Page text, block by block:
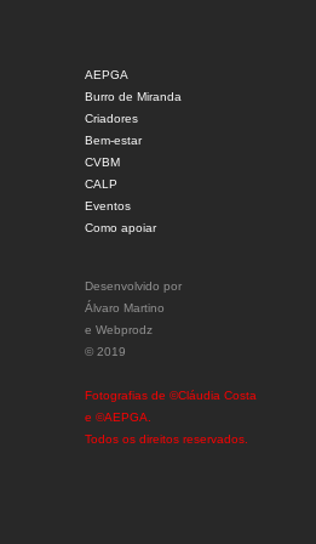
AEPGA
Burro de Miranda
Criadores
Bem-estar
CVBM
CALP
Eventos
Como apoiar
Desenvolvido por
Álvaro Martino
e Webprodz
© 2019
Fotografias de ©Cláudia Costa
e ©AEPGA.
Todos os direitos reservados.